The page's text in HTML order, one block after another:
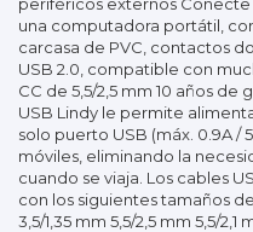
una computadora portátil,
carcasa de PVC, contactos
USB 2.0, compatible con
CC de 5,5/2,5 mm 10 años
USB Lindy le permite
solo puerto USB (máx. 0.9A /
móviles, eliminando la
cuando se viaja. Los cables
con los siguientes tamaños
3,5/1,35 mm 5,5/2,5 mm 5,5/2,1